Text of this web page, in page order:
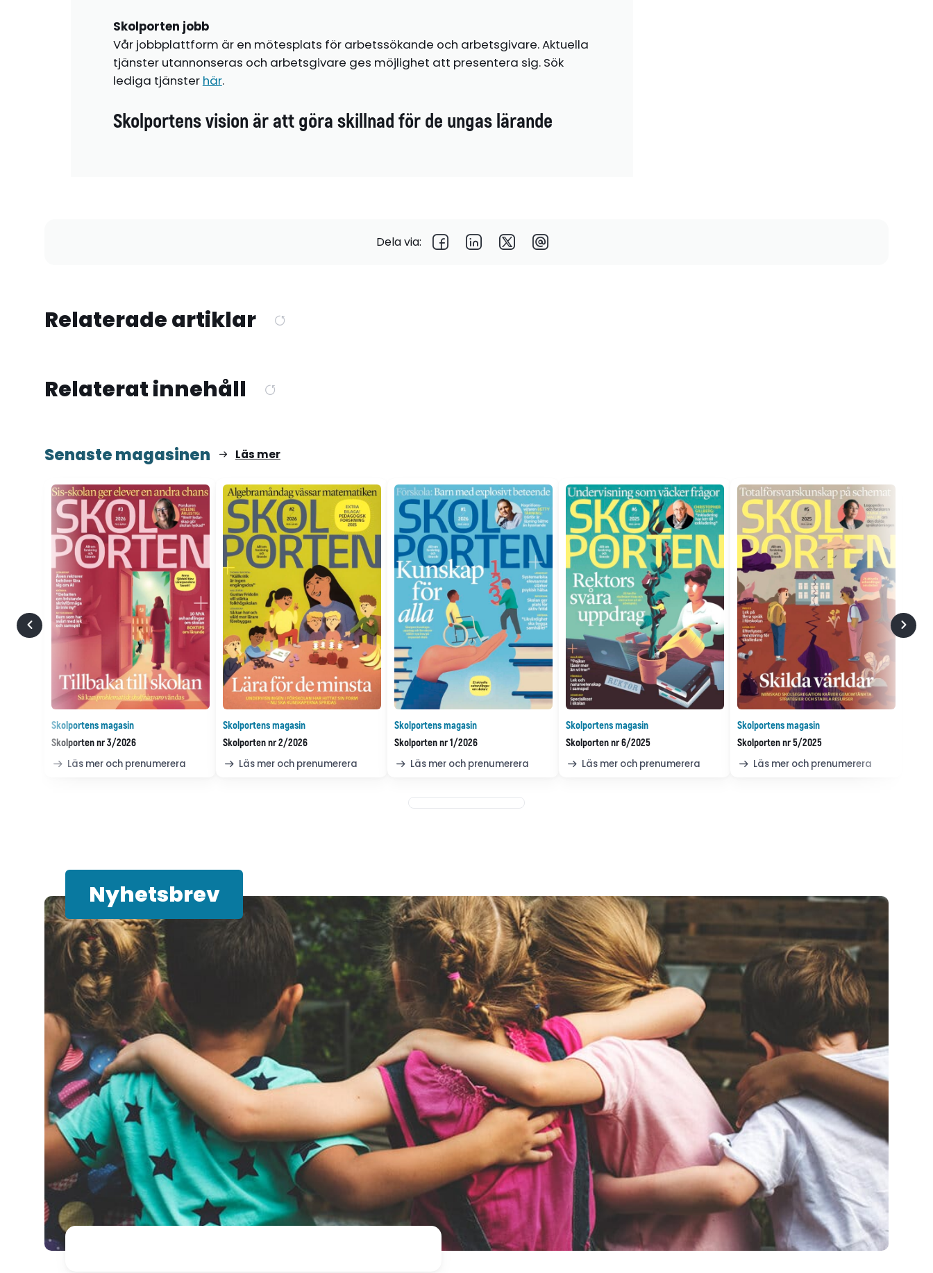
Skolporten jobb
Vår jobbplattform är en mötesplats för arbetssökande och arbetsgivare. Aktuella
tjänster utannonseras och arbetsgivare ges möjlighet att presentera sig. Sök
lediga tjänster här.
Skolportens vision är att göra skillnad för de ungas lärande
Dela via:
Relaterade artiklar
Relaterat innehåll
Senaste magasinen Läs mer
Skolportens magasin
Skolporten nr 3/2026
Läs mer och prenumerera
Skolportens magasin
Skolporten nr 2/2026
Läs mer och prenumerera
Skolportens magasin
Skolporten nr 1/2026
Läs mer och prenumerera
Skolportens magasin
Skolporten nr 6/2025
Läs mer och prenumerera
Skolportens magasin
Skolporten nr 5/2025
Läs mer och prenumerera
Nyhetsbrev